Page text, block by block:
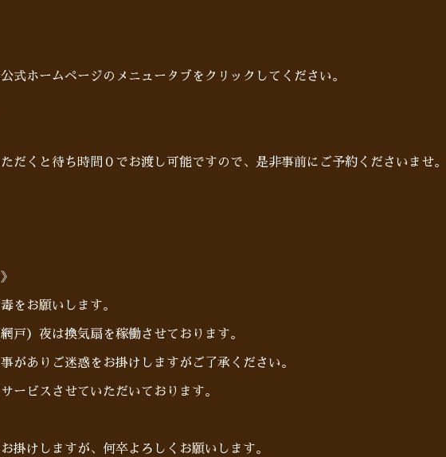
式ホームページのメニュータブをクリックしてください。
だくと待ち時間０でお渡し可能ですので、是非事前にご予約くださいませ。
をお願いします。
戸）夜は換気扇を稼働させております。
がありご迷惑をお掛けしますがご了承ください。
ービスさせていただいております。
掛けしますが、何卒よろしくお願いします。